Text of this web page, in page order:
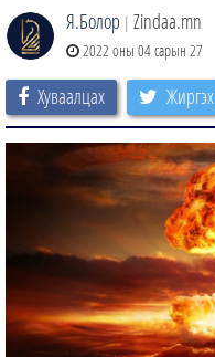
Я.Болор | Zindaa.mn
2022 оны 04 сарын 27
Хуваалцах Жиргэх